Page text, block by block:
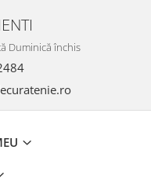
Duminică închis